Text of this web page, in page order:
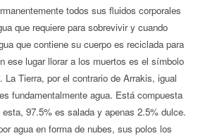
todos sus fluidos corporales
que requiere para sobrevivir y cuando
que contiene su cuerpo es reciclada para
ese lugar llorar a los muertos es el símbolo
La Tierra, por el contrario de Arrakis, igual
fundamentalmente agua. Está compuesta
97.5% es salada y apenas 2.5% dulce.
agua en forma de nubes, sus polos los